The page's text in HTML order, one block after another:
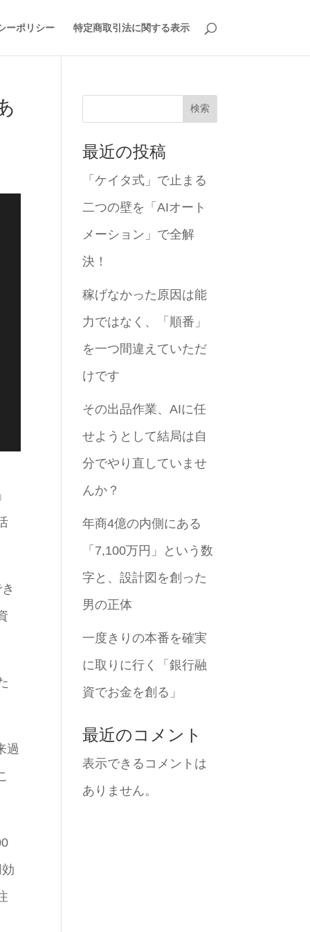
ーポリシー 特定商取引法に関する表示
過
検索
最近の投稿
「ケイタ式」で止まる
二つの壁を「AIオート
メーション」で全解
決！
稼げなかった原因は能
力ではなく、「順番」
を一つ間違えていただ
けです
その出品作業、AIに任
せようとして結局は自
分でやり直していませ
んか？
年商4億の内側にある
「7,100万円」という数
字と、設計図を創った
男の正体
一度きりの本番を確実
に取りに行く「銀行融
資でお金を創る」
最近のコメント
表示できるコメントは
ありません。